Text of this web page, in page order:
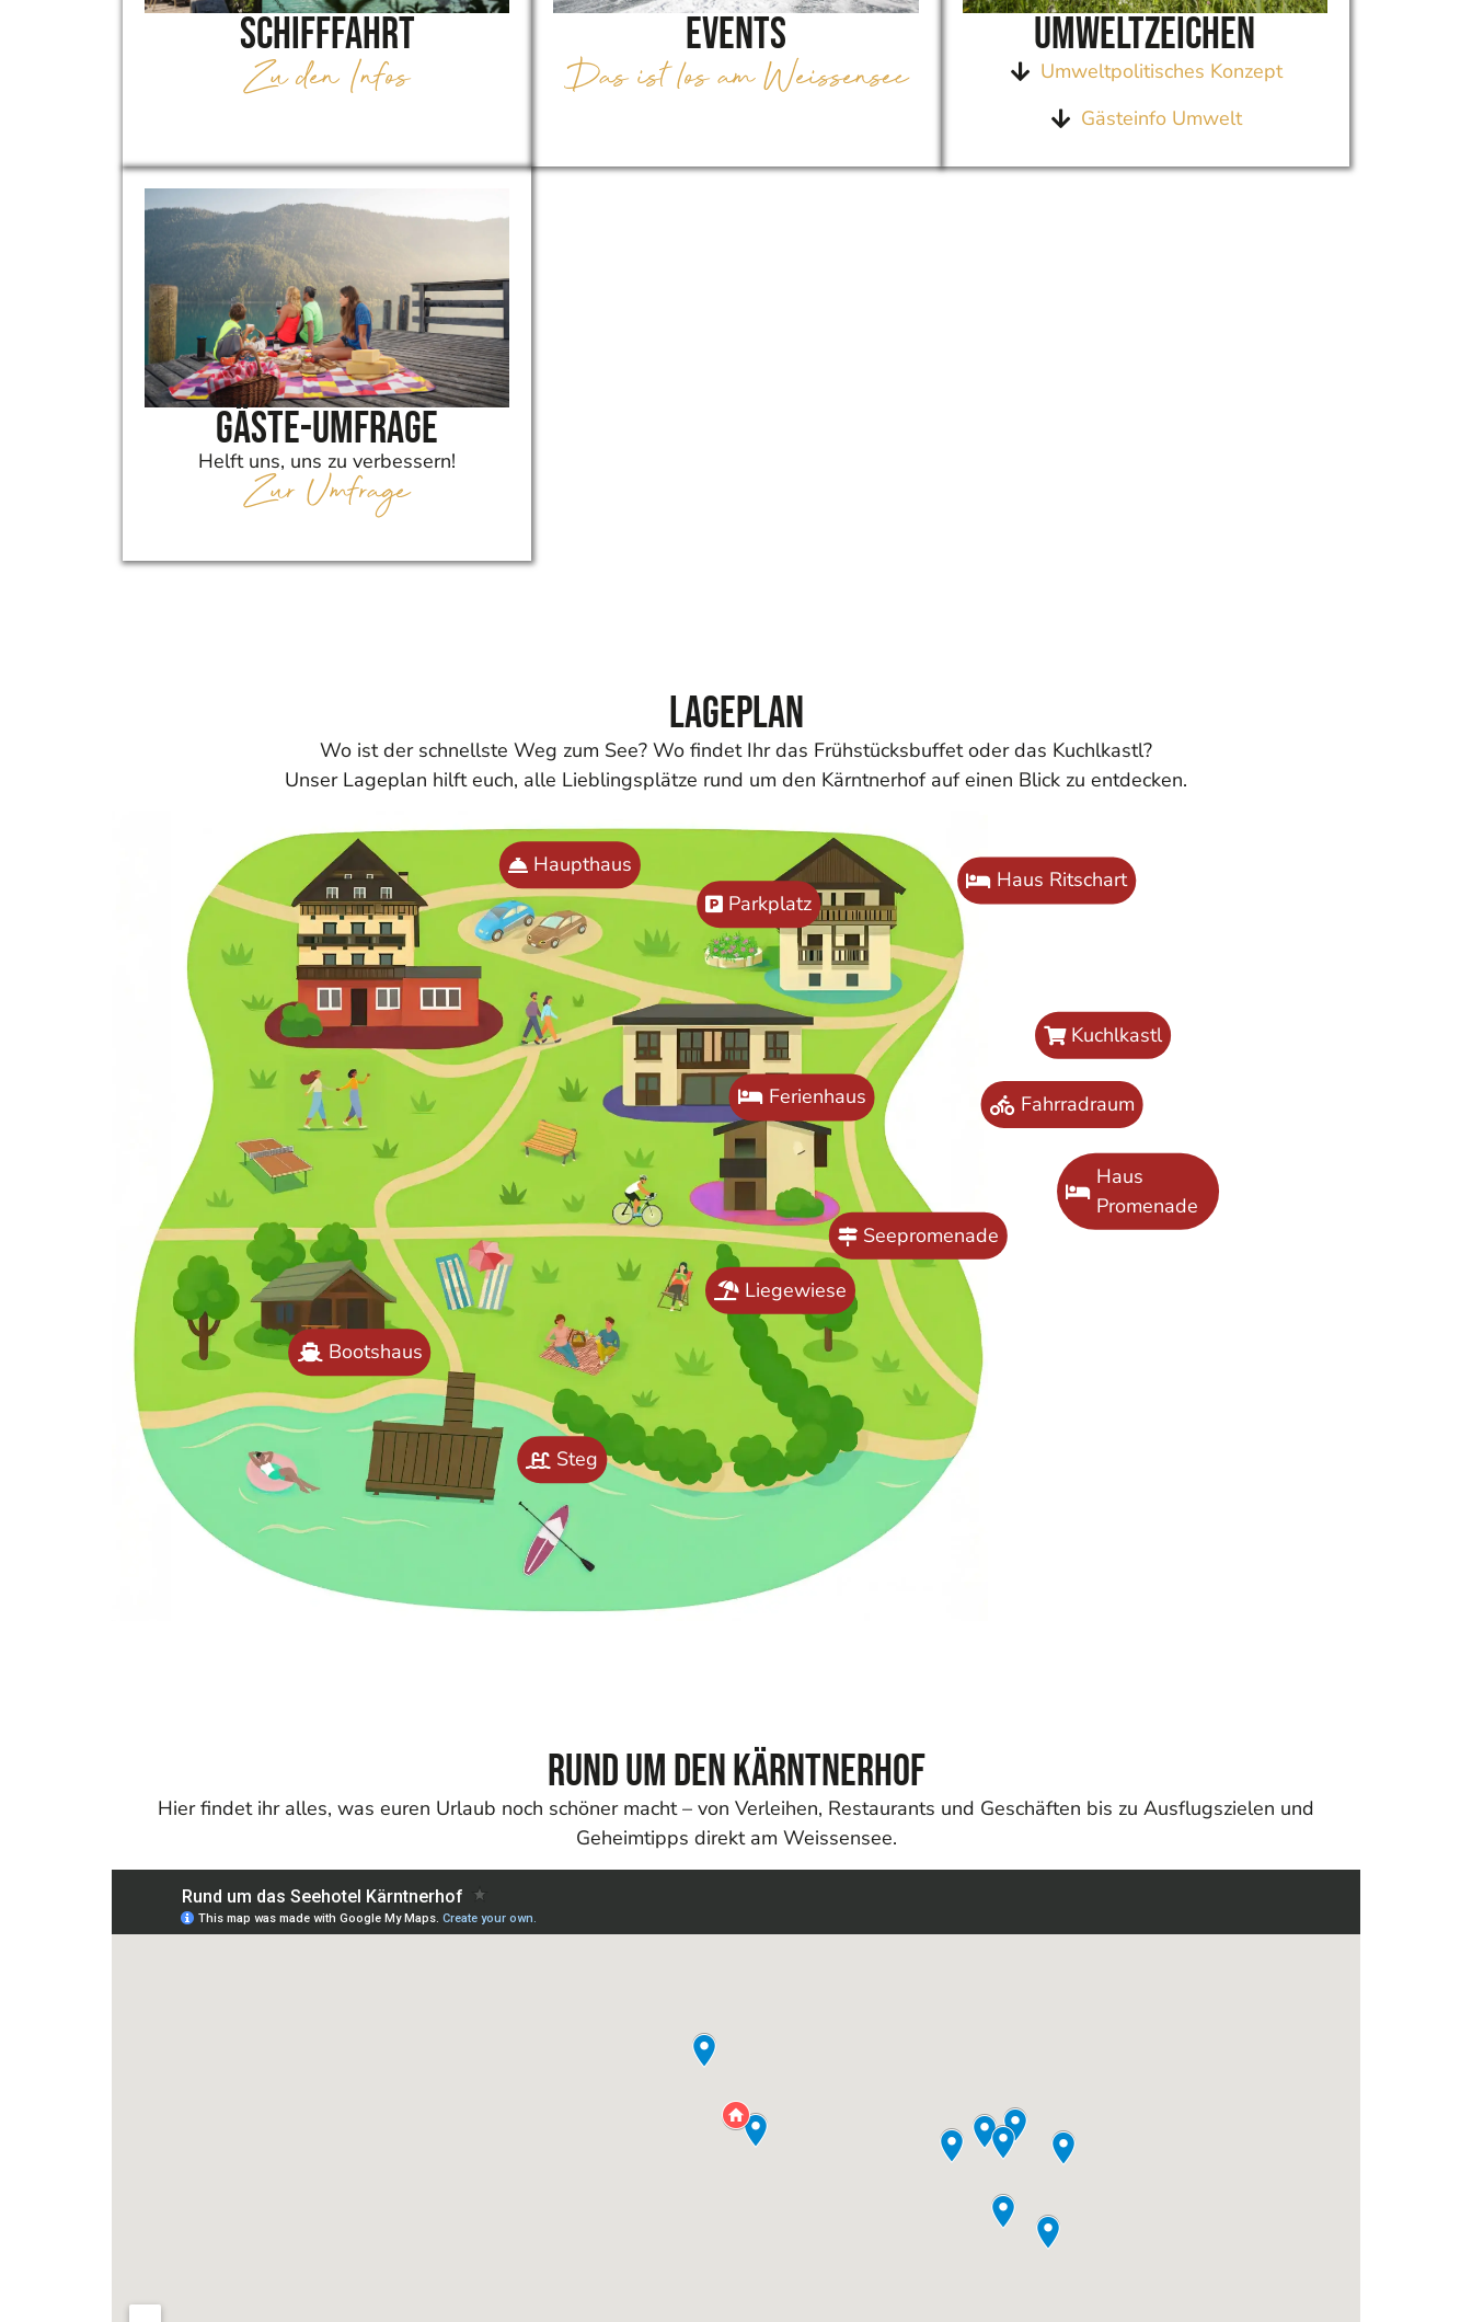
Schifffahrt
Zu den Infos
Events
Das ist los am Weissensee
Umweltzeichen
Umweltpolitisches Konzept
Gästeinfo Umwelt
Gäste-Umfrage
Helft uns, uns zu verbessern!
Zur Umfrage
Lageplan
Wo ist der schnellste Weg zum See? Wo findet Ihr das Frühstücksbuffet oder das Kuchlkastl?
Unser Lageplan hilft euch, alle Lieblingsplätze rund um den Kärntnerhof auf einen Blick zu entdecken.
Haupthaus
Parkplatz
Ferienhaus
Haus
Promenade
Kuchlkastl
Haus Ritschart
Fahrradraum
Liegewiese
Bootshaus
Steg
Seepromenade
Rund um den Kärntnerhof
Hier findet ihr alles, was euren Urlaub noch schöner macht – von Verleihen, Restaurants und Geschäften bis zu Ausflugszielen und
Geheimtipps direkt am Weissensee.